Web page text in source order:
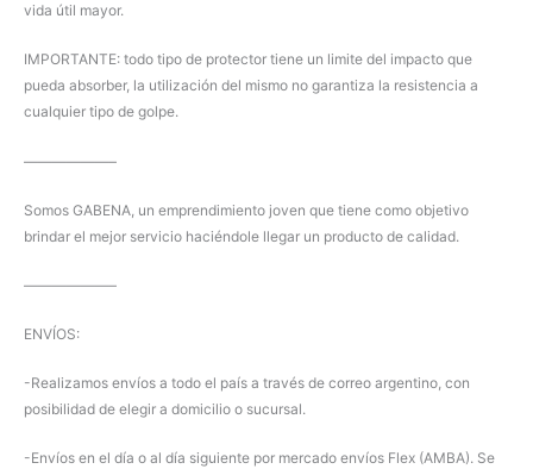
vida útil mayor.
IMPORTANTE: todo tipo de protector tiene un limite del impacto que
pueda absorber, la utilización del mismo no garantiza la resistencia a
cualquier tipo de golpe.
——————–
Somos GABENA, un emprendimiento joven que tiene como objetivo
brindar el mejor servicio haciéndole llegar un producto de calidad.
——————–
ENVÍOS:
-Realizamos envíos a todo el país a través de correo argentino, con
posibilidad de elegir a domicilio o sucursal.
-Envíos en el día o al día siguiente por mercado envíos Flex (AMBA). Se